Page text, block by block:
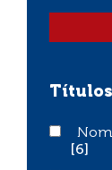
Títulos
[6]